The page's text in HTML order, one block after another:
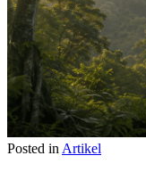
Posted in Artikel